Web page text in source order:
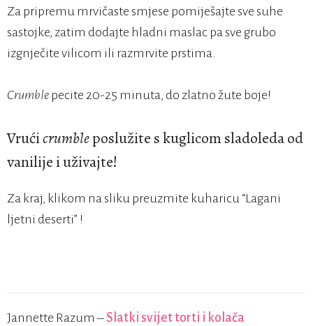
Za pripremu mrvičaste smjese pomiješajte sve suhe
sastojke, zatim dodajte hladni maslac pa sve grubo
izgnječite vilicom ili razmrvite prstima.
Crumble pecite 20-25 minuta, do zlatno žute boje!
Vrućicrumbleposlužite s kuglicom sladoleda od
vanilije i uživajte!
Za kraj, klikom na sliku preuzmite kuharicu “Lagani
ljetni deserti” !
Jannette Razum –Slatki svijet torti i kolača